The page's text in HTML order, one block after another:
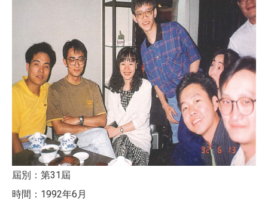
屆別：第31屆
時間：1992年6月